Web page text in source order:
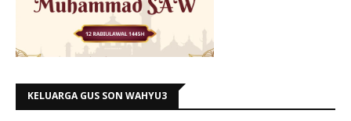
KELUARGA GUS SON WAHYU3